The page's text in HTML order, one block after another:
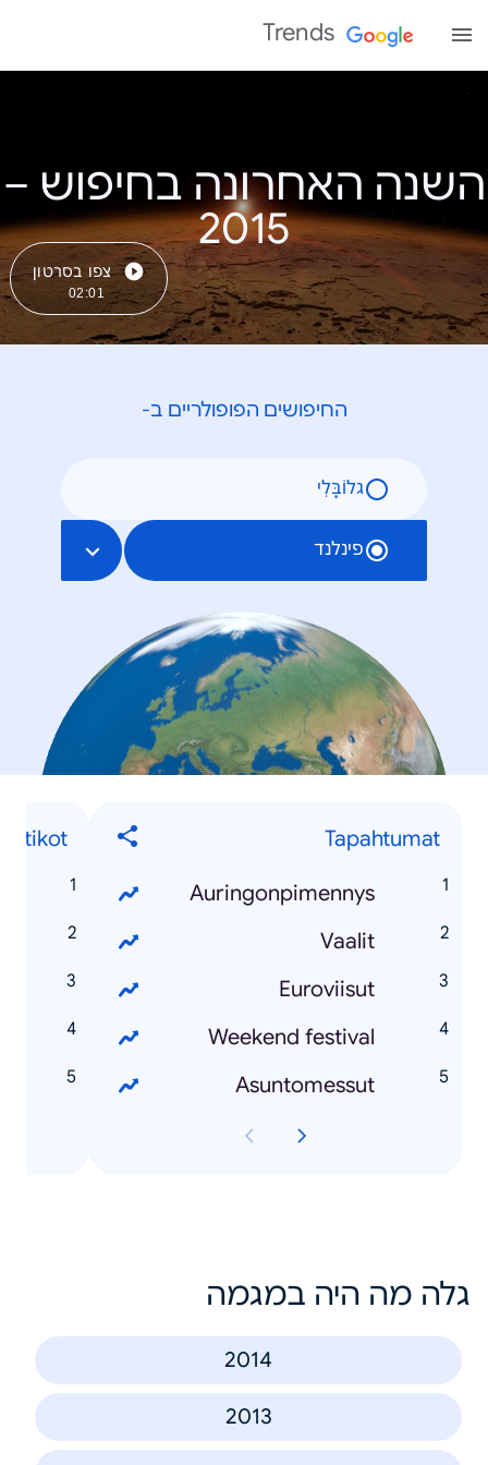
Trends
השנה האחרונה בחיפוש –
צפו בסרטון
02:01
החיפושים הפופולריים ב-
גלוֹבָּלִי
פינלנד
Tapahtumat
Auringonpimennys
Vaalit
Euroviisut
Weekend festival
Asuntomessut
גלה מה היה במגמה
2014
2013